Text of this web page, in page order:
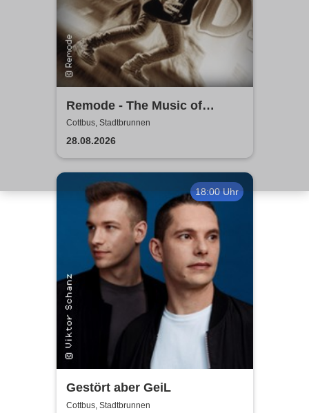
Remode - The Music of
Depeche Mode
Cottbus, Stadtbrunnen
28.08.2026
18:00 Uhr
Gestört aber GeiL
Cottbus, Stadtbrunnen